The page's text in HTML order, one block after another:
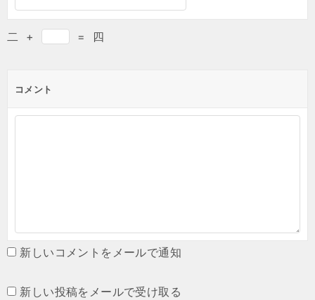
二 + = 四
コメント
新しいコメントをメールで通知
新しい投稿をメールで受け取る